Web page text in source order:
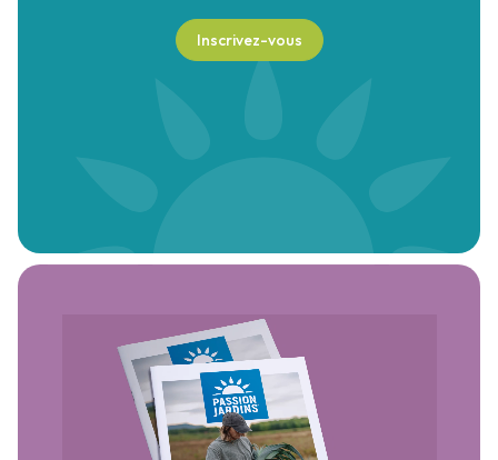
Inscrivez-vous